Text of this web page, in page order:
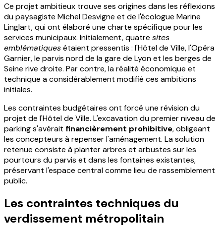
Ce projet ambitieux trouve ses origines dans les réflexions
du paysagiste Michel Desvigne et de l'écologue Marine
Linglart, qui ont élaboré une charte spécifique pour les
services municipaux. Initialement, quatre sites
emblématiquesétaient pressentis : l'Hôtel de Ville, l'Opéra
Garnier, le parvis nord de la gare de Lyon et les berges de
Seine rive droite. Par contre, la réalité économique et
technique a considérablement modifié ces ambitions
initiales.
Les contraintes budgétaires ont forcé une révision du
projet de l'Hôtel de Ville. L'excavation du premier niveau de
parking s'avérait financièrement prohibitive, obligeant
les concepteurs à repenser l'aménagement. La solution
retenue consiste à planter arbres et arbustes sur les
pourtours du parvis et dans les fontaines existantes,
préservant l'espace central comme lieu de rassemblement
public.
Les contraintes techniques du
verdissement métropolitain